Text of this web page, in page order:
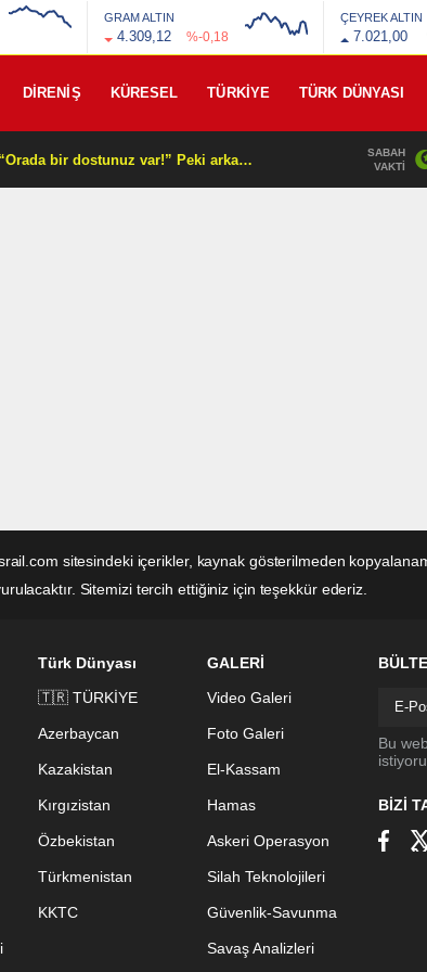
GRAM ALTIN
4.309,12 %-0,18
ÇEYREK ALTIN
7.021,00
DİRENİŞ KÜRESEL TÜRKİYE TÜRK DÜNYASI
Beyaz Saray’dan Orta Asya’ya şok mesaj: “Orada bir dostunuz var!” Peki arkasında ne var? 22:10
SABAH
VAKTI
sitesindeki içerikler, kaynak gösterilmeden
Sitemizi tercih ettiğiniz için teşekkür ederiz.
Türk Dünyası
🇹🇷 TÜRKİYE
Azerbaycan
Kazakistan
Kırgızistan
Özbekistan
Türkmenistan
KKTC
GALERİ
Video Galeri
Foto Galeri
El-Kassam
Hamas
Askeri Operasyon
Silah Teknolojileri
Güvenlik-Savunma
Savaş Analizleri
Bu
BİZİ